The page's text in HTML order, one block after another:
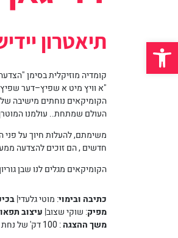
פתח סרגל נגישות
תיאטרון
קומדיה מוזיקלית בסימן
"א וויץ מיט א שפיץ–דער
העולם שמתחת.. עולמנו
משימתם, להעלות חיוך על פני
חדשים , הם זוכים להצדעה
הקומיקאים מגלים לנו שבן
כתיבה ובימוי: מוטי גלעדי|
מפיק: שוקי שצוב| עיצוב
משך ההצגה: 100 דק' של נחת בידורית ביידיש!